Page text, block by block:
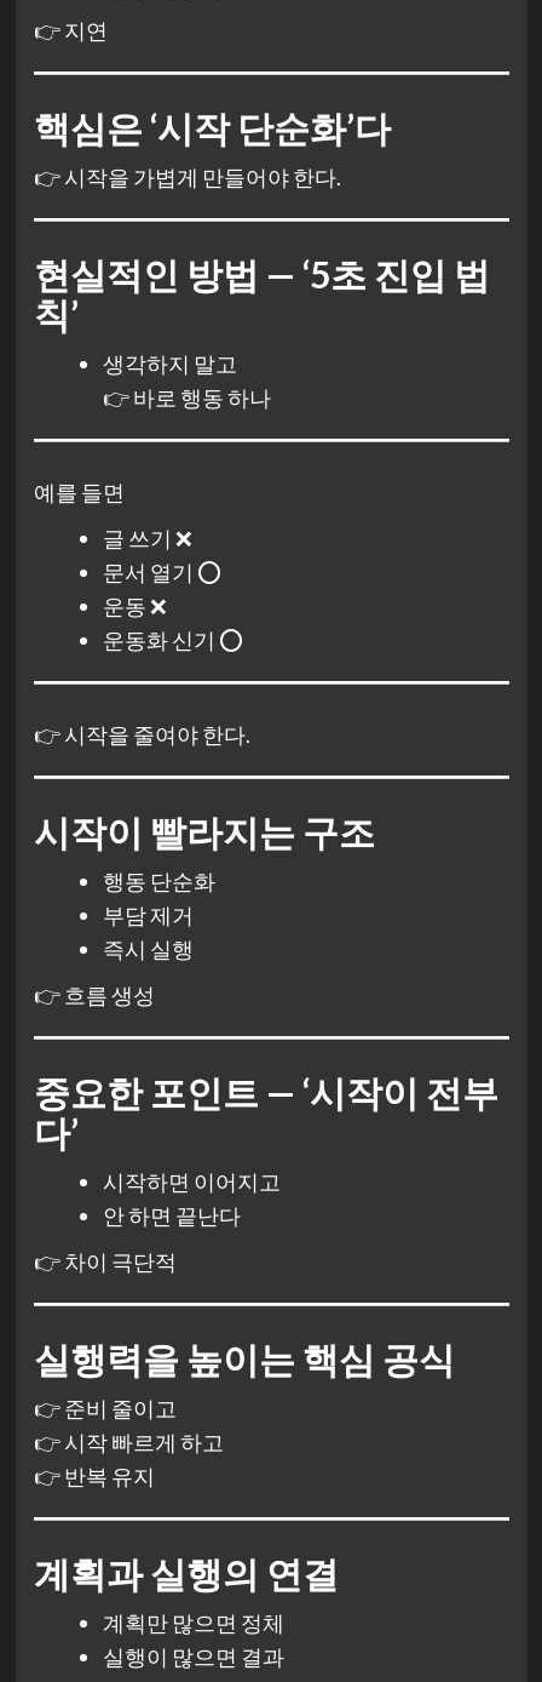
👉 지연
핵심은 ‘시작 단순화’다
👉 시작을 가볍게 만들어야 한다.
현실적인 방법 — ‘5초 진입 법
칙’
생각하지 말고
👉 바로 행동 하나
예를 들면
글 쓰기 ❌
문서 열기 ⭕
운동 ❌
운동화 신기 ⭕
👉 시작을 줄여야 한다.
시작이 빨라지는 구조
행동 단순화
부담 제거
즉시 실행
👉 흐름 생성
중요한 포인트 — ‘시작이 전부
다’
시작하면 이어지고
안 하면 끝난다
👉 차이 극단적
실행력을 높이는 핵심 공식
👉 준비 줄이고
👉 시작 빠르게 하고
👉 반복 유지
계획과 실행의 연결
계획만 많으면 정체
실행이 많으면 결과